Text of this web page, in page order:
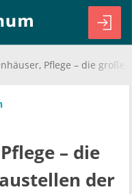
– die
der